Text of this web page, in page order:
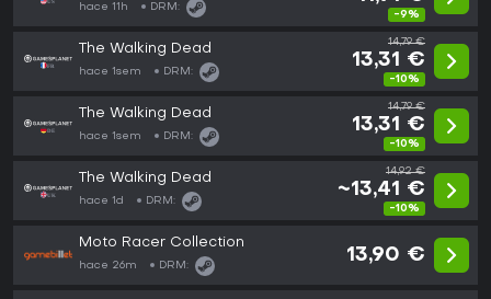
hace 11h DRM:
-9%
The Walking Dead
hace 1sem DRM:
14,79 €
13,31 €
-10%
The Walking Dead
hace 1sem DRM:
14,79 €
13,31 €
-10%
The Walking Dead
hace 1d DRM:
14,92 €
~13,41 €
-10%
Moto Racer Collection
hace 26m DRM:
13,90 €